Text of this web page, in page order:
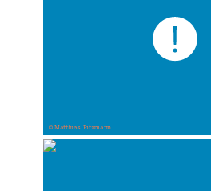
© Matthias Ritzmann